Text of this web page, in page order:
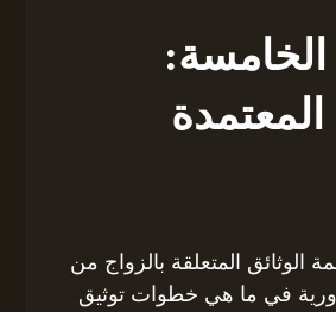
الخامسة:
المعتمدة
الوثائق المتعلقة بالزواج من
في ما هي خطوات توثيق